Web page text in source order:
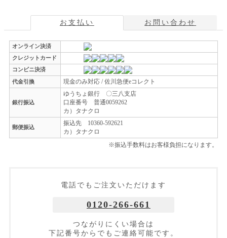
お支払い お問い合わせ
オンライン決済
クレジットカード
コンビニ決済
代金引換
現金のみ対応 / 佐川急便eコレクト
銀行振込
ゆうちょ銀行 〇三八支店
口座番号 普通0059262
カ）タナクロ
郵便振込
振込先 10360-592621
カ）タナクロ
※振込手数料はお客様負担になります。
電話でもご注文いただけます
0120-266-661
つながりにくい場合は
下記番号からでもご連絡可能です。